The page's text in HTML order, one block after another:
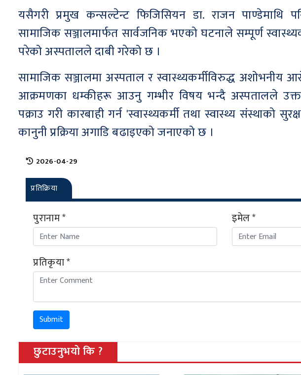
यसैगरी प्रमुख कन्सल्टेन्ट फिजिसियन डा. राजन पाण्डेमाथि
सामाजिक सञ्जालमार्फत सार्वजनिक भएको घटनाले सम्पूर्ण
परेको अस्पतालले दाबी गरेको छ ।
सामाजिक सञ्जालमा अस्पताल र स्वास्थ्यकर्मीविरुद्ध अशोभनीय
आक्रमणका धम्कीहरू आउनु गम्भीर विषय भन्दै अस्पतालले उक्त
पक्राउ गरी कारबाही गर्न 'स्वास्थ्यकर्मी तथा स्वास्थ्य संस्थाको
कानुनी प्रक्रिया अगाडि बढाइएको जनाएको छ ।
2026-04-29
प्रतिक्रिया
पुरानाम * इमेल *
प्रतिकृया *
Submit
छुटाउनुभयो कि ?